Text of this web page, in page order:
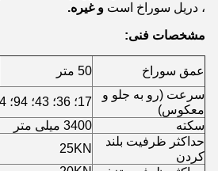
، دریل سوراخ است و غیره.
مشخصات فنی:
عمق سوراخ 50 متر
سرعت (رو به جلو و
معکوس)
17؛ 36؛ 43؛ 94؛ 104؛ 227rpm
سکته
3400 میلی متر
حداکثر ظرفیت بلند
کردن
25KN